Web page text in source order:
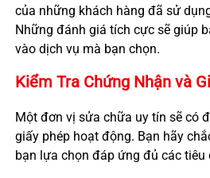
của những khách hàng đã sử
Những đánh giá tích cực sẽ giúp
vào dịch vụ mà bạn chọn.
Kiểm Tra Chứng Nhận và
Một đơn vị sửa chữa uy tín sẽ có
giấy phép hoạt động. Bạn hãy
bạn lựa chọn đáp ứng đủ các tiêu